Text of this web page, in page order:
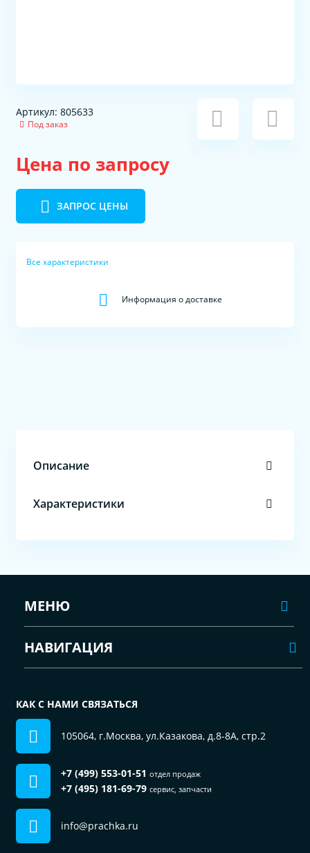
Артикул: 805633
Под заказ
Цена по запросу
ЗАПРОС ЦЕНЫ
Все характеристики
Информация о доставке
Описание
Характеристики
МЕНЮ
НАВИГАЦИЯ
КАК С НАМИ СВЯЗАТЬСЯ
105064, г.Москва, ул.Казакова, д.8-8А, стр.2
+7 (499) 553-01-51 отдел продаж
+7 (495) 181-69-79 сервис, запчасти
info@prachka.ru